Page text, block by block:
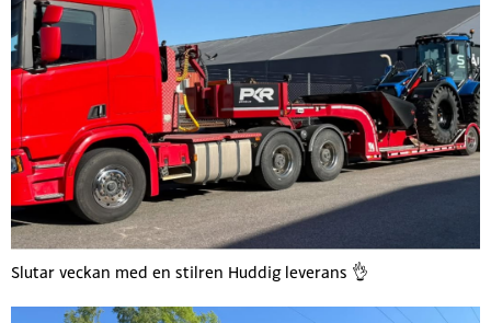
Slutar veckan med en stilren Huddig leverans 👌